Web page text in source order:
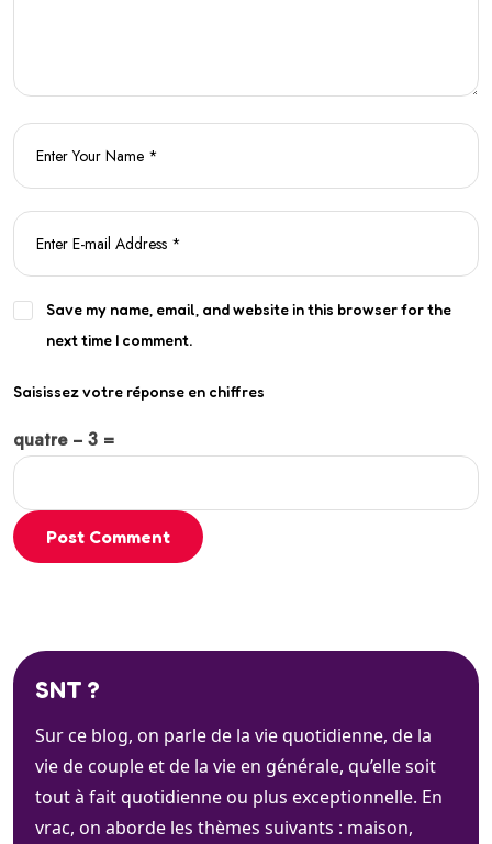
Save my name, email, and website in this browser for the
next time I comment.
Saisissez votre réponse en chiffres
quatre − 3 =
Post Comment
SNT ?
Sur ce blog, on parle de la vie quotidienne, de la
vie de couple et de la vie en générale, qu’elle soit
tout à fait quotidienne ou plus exceptionnelle. En
vrac, on aborde les thèmes suivants : maison,